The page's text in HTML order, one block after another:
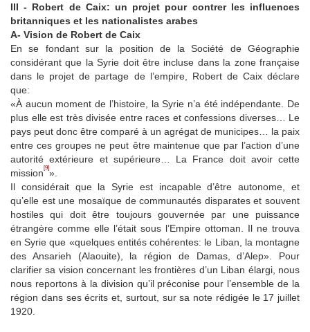
III - Robert de Caix: un projet pour contrer les influences
britanniques et les nationalistes arabes
A- Vision de Robert de Caix
En se fondant sur la position de la Société de Géographie
considérant que la Syrie doit être incluse dans la zone française
dans le projet de partage de l’empire, Robert de Caix déclare
que:
«À aucun moment de l’histoire, la Syrie n’a été indépendante. De
plus elle est très divisée entre races et confessions diverses… Le
pays peut donc être comparé à un agrégat de municipes… la paix
entre ces groupes ne peut être maintenue que par l’action d’une
autorité extérieure et supérieure… La France doit avoir cette
mission [9]».
Il considérait que la Syrie est incapable d’être autonome, et
qu’elle est une mosaïque de communautés disparates et souvent
hostiles qui doit être toujours gouvernée par une puissance
étrangère comme elle l’était sous l’Empire ottoman. Il ne trouva
en Syrie que «quelques entités cohérentes: le Liban, la montagne
des Ansarieh (Alaouite), la région de Damas, d’Alep». Pour
clarifier sa vision concernant les frontières d’un Liban élargi, nous
nous reportons à la division qu’il préconise pour l’ensemble de la
région dans ses écrits et, surtout, sur sa note rédigée le 17 juillet
1920.